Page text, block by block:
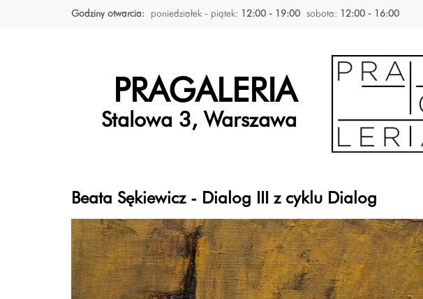
Godziny otwarcia: poniedziałek - piątek: 12:00 - 19:00 sobota: 12:00 - 16:00
PRAGALERIA
Stalowa 3, Warszawa
Beata Sękiewicz - Dialog III z cyklu Dialog